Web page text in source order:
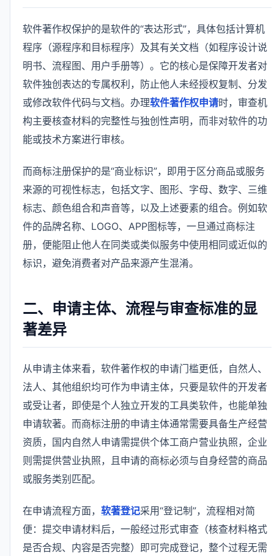
软件著作权保护的是软件的“表达形式”，具体包括计算机
程序（源程序和目标程序）及其有关文档（如程序设计说
明书、流程图、用户手册等）。它的核心是保障开发者对
软件独创表达的专属权利，防止他人未经授权复制、分发
或修改软件代码与文档。办理软件著作权申请时，审查机
构主要核查材料的完整性与独创性声明，而非对软件的功
能或技术方案进行审核。
而商标注册保护的是“商业标识”，即用于区分商品或服务
来源的可视性标志，包括文字、图形、字母、数字、三维
标志、颜色组合和声音等，以及上述要素的组合。例如软
件的品牌名称、LOGO、APP图标等，一旦通过商标注
册，便能阻止他人在同类或类似服务中使用相同或近似的
标识，避免消费者对产品来源产生混淆。
二、申请主体、流程与审查标准的显
著差异
从申请主体来看，软件著作权的申请门槛更低，自然人、
法人、其他组织均可作为申请主体，只要是软件的开发者
或受让者，即使是个人独立开发的工具类软件，也能单独
申请软著。而商标注册的申请主体通常需要具备生产经营
资质，国内自然人申请需提供个体工商户营业执照，企业
则需提供营业执照，且申请的商标必须与自身经营的商品
或服务类别匹配。
在申请流程方面， 软著登记采用“登记制”，流程相对简
便：提交申请材料后，一般经过形式审查（核查材料格式
是否合规、内容是否完整）即可完成登记，整个过程无需